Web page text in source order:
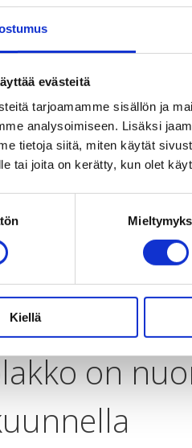
evästeitä
tarjoamamme sisällön ja
analysoimiseen. Lisäksi
tietoja siitä, miten käytät
tai joita on kerätty, kun olet
Kiellä
on